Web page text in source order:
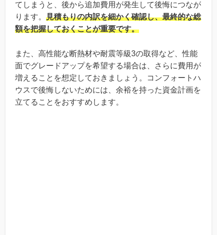
てしまうと、後から追加費用が発生して後悔につなが
ります。 見積もりの内訳を細かく確認し、最終的な総
額を把握しておくことが重要です。
また、高性能な断熱材や耐震等級3の取得など、性能
面でグレードアップを希望する場合は、さらに費用が
増えることを想定しておきましょう。コンフォートハ
ウスで後悔しないためには、余裕を持った資金計画を
立てることをおすすめします。